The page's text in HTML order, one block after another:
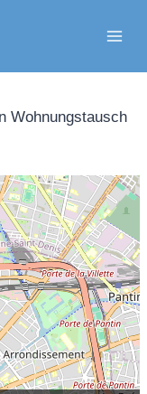
Wohnungstausch